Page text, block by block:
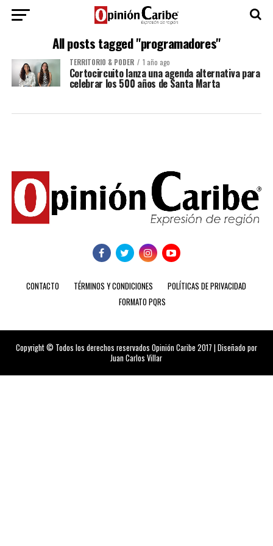
All posts tagged "programadores"
TERRITORIO & PODER 1 año ago
Cortocircuito lanza una agenda alternativa para
celebrar los 500 años de Santa Marta
CONTACTO TÉRMINOS Y CONDICIONES
POLÍTICAS DE PRIVACIDAD
FORMATO PQRS
Copyright © Todos los derechos reservados Opinión Caribe 2017 | Diseñado por
Juan Carlos Villar